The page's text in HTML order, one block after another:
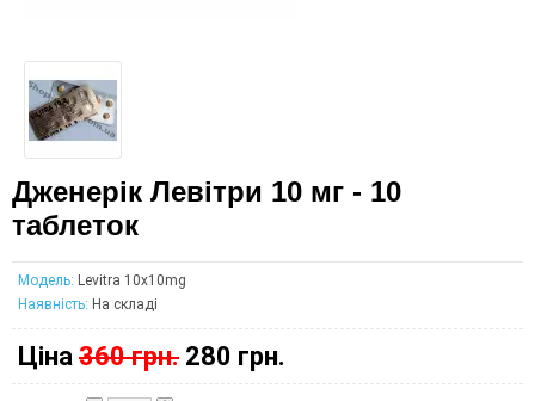
Дженерік Левітри 10 мг - 10
таблеток
Модель: Levitra 10x10mg
Наявність: На складі
Ціна 360 грн. 280 грн.